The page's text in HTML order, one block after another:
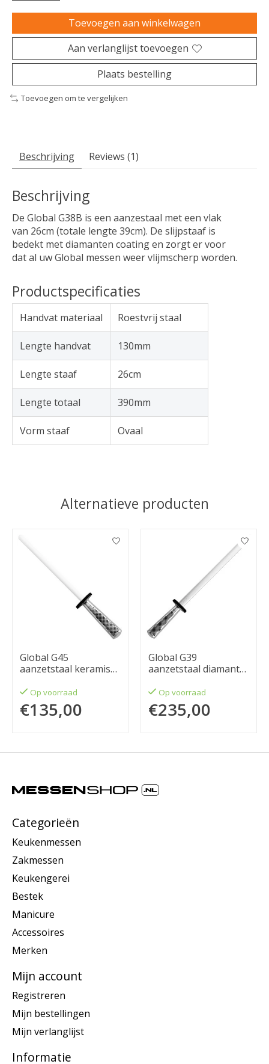
Toevoegen aan winkelwagen
Aan verlanglijst toevoegen
Plaats bestelling
Toevoegen om te vergelijken
Beschrijving Reviews (1)
Beschrijving
De Global G38B is een aanzestaal met een vlak
van 26cm (totale lengte 39cm). De slijpstaaf is
bedekt met diamanten coating en zorgt er voor
dat al uw Global messen weer vlijmscherp worden.
Productspecificaties
Handvat materiaal Roestvrij staal
Lengte handvat 130mm
Lengte staaf 26cm
Lengte totaal 390mm
Vorm staaf Ovaal
Alternatieve producten
Items van productcarrousel
Global G45
aanzetstaal keramisch
Op voorraad
€135,00
Global G39
aanzetstaal diamant
Op voorraad
€235,00
Categorieën
Keukenmessen
Zakmessen
Keukengerei
Bestek
Manicure
Accessoires
Merken
Mijn account
Registreren
Mijn bestellingen
Mijn verlanglijst
Informatie